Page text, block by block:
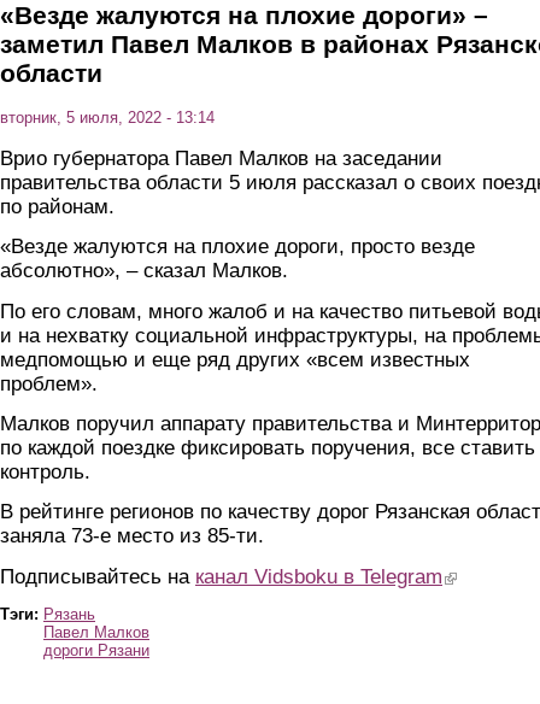
«Везде жалуются на плохие дороги» –
заметил Павел Малков в районах
области
вторник, 5 июля, 2022 - 13:14
Врио губернатора Павел Малков на заседании
правительства области 5 июля рассказал о своих
по районам.
«Везде жалуются на плохие дороги, просто везде
абсолютно», – сказал Малков.
По его словам, много жалоб и на качество питьевой
и на нехватку социальной инфраструктуры, на
медпомощью и еще ряд других «всем известных
проблем».
Малков поручил аппарату правительства и
по каждой поездке фиксировать поручения, все ставить
контроль.
В рейтинге регионов по качеству дорог Рязанская
заняла 73-е место из 85-ти.
Подписывайтесь на канал Vidsboku в Telegram (link is
Тэги: Рязань
Павел Малков
дороги Рязани